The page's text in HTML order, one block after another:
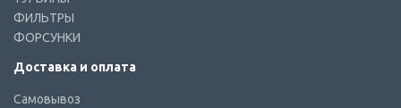
ФИЛЬТРЫ
ФОРСУНКИ
Доставка и оплата
Самовывоз